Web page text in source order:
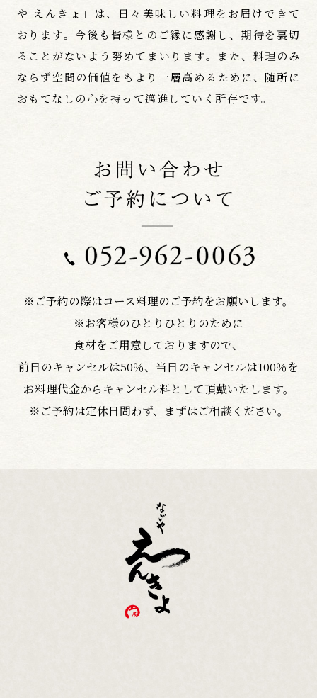
や えんきょ」は、日々美味しい料理をお届けできて
おります。今後も皆様とのご縁に感謝し、期待を裏切
ることがないよう努めてまいります。また、料理のみ
ならず空間の価値をもより一層高めるために、随所に
おもてなしの心を持って邁進していく所存です。
※ご予約の際はコース料理のご予約をお願いします。
※お客様のひとりひとりのために
食材をご用意しておりますので、
前日のキャンセルは50％、当日のキャンセルは100％を
お料理代金からキャンセル料として頂戴いたします。
※ご予約は定休日問わず、まずはご相談ください。